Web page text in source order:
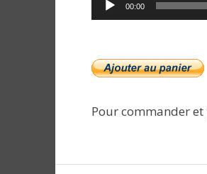
00:00
Pour commander